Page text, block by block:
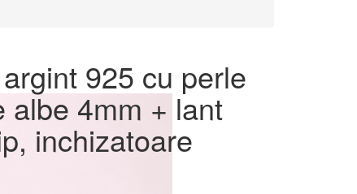
925 cu perle
albe 4mm + lant
inchizatoare